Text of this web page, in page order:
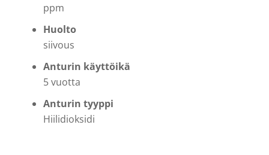
ppm
Huolto
siivous
Anturin käyttöikä
5 vuotta
Anturin tyyppi
Hiilidioksidi